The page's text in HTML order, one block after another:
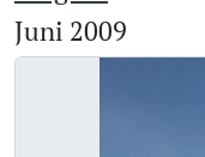
Juni 2009